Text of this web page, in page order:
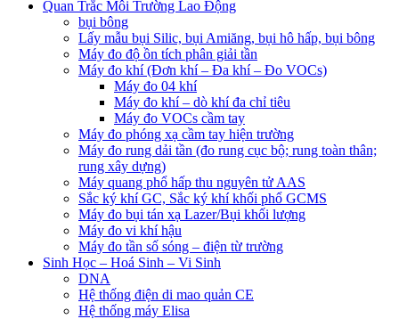
Quan Trắc Môi Trường Lao Động
bụi bông
Lấy mẫu bụi Silic, bụi Amiăng, bụi hô hấp, bụi bông
Máy đo độ ồn tích phân giải tần
Máy đo khí (Đơn khí – Đa khí – Đo VOCs)
Máy đo 04 khí
Máy đo khí – dò khí đa chỉ tiêu
Máy đo VOCs cầm tay
Máy đo phóng xạ cầm tay hiện trường
Máy đo rung dải tần (đo rung cục bộ; rung toàn thân;
rung xây dựng)
Máy quang phổ hấp thu nguyên tử AAS
Sắc ký khí GC, Sắc ký khí khối phổ GCMS
Máy đo bụi tán xạ Lazer/Bụi khối lượng
Máy đo vi khí hậu
Máy đo tần số sóng – điện từ trường
Sinh Học – Hoá Sinh – Vi Sinh
DNA
Hệ thống điện di mao quản CE
Hệ thống máy Elisa